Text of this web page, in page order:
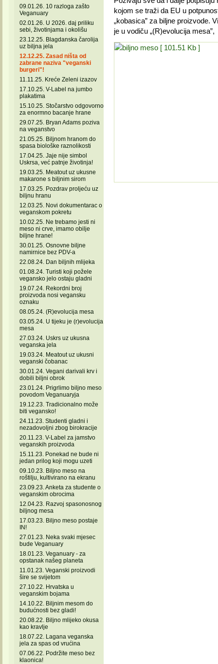
09.01.26. 10 razloga zašto
Veganuary
02.01.26. U 2026. daj priliku
sebi, životinjama i okolišu
23.12.25. Blagdanska čarolija
uz biljna jela
12.12.25. Zasad ništa od
zabrane naziva "veganski
burgeri"!
11.11.25. Kreće Zeleni izazov
17.10.25. V-Label na jumbo
plakatima
15.10.25. Stočarstvo odgovorno
za enormno bacanje hrane
29.07.25. Bryan Adams poziva
na veganstvo
21.05.25. Biljnom hranom do
spasa biološke raznolikosti
17.04.25. Jaje nije simbol
Uskrsa, već patnje životinja!
19.03.25. Meatout uz ukusne
makarone s biljnim sirom
17.03.25. Pozdrav proljeću uz
biljnu hranu
12.03.25. Novi dokumentarac o
veganskom pokretu
10.02.25. Ne trebamo jesti ni
meso ni crve, imamo obilje
biljne hrane!
30.01.25. Osnovne biljne
namirnice bez PDV-a
22.08.24. Dan biljnih mlijeka
01.08.24. Turisti koji požele
vegansko jelo ostaju gladni
19.07.24. Rekordni broj
proizvoda nosi vegansku
oznaku
08.05.24. (R)evolucija mesa
03.05.24. U tijeku je (r)evolucija
mesa
27.03.24. Uskrs uz ukusna
veganska jela
19.03.24. Meatout uz ukusni
veganski čobanac
30.01.24. Vegani darivali krv i
dobili biljni obrok
23.01.24. Prigrlimo biljno meso
povodom Veganuaryja
19.12.23. Tradicionalno može
biti vegansko!
24.11.23. Studenti gladni i
nezadovoljni zbog birokracije
20.11.23. V-Label za jamstvo
veganskih proizvoda
15.11.23. Ponekad ne bude ni
jedan prilog koji mogu uzeti
09.10.23. Biljno meso na
roštilju, kultivirano na ekranu
23.09.23. Anketa za studente o
veganskim obrocima
12.04.23. Razvoj spasonosnog
biljnog mesa
17.03.23. Biljno meso postaje
IN!
27.01.23. Neka svaki mjesec
bude Veganuary
18.01.23. Veganuary - za
opstanak našeg planeta
11.01.23. Veganski proizvodi
šire se svijetom
27.10.22. Hrvatska u
veganskim bojama
14.10.22. Biljnim mesom do
budućnosti bez gladi!
20.08.22. Biljno mlijeko okusa
kao kravlje
18.07.22. Lagana veganska
jela za spas od vrućina
07.06.22. Podržite meso bez
klaonica!
kojom se traži da EU u
„kobasica” za biljne proizvode.
je u vodiču „(R)evolucija mesa”,